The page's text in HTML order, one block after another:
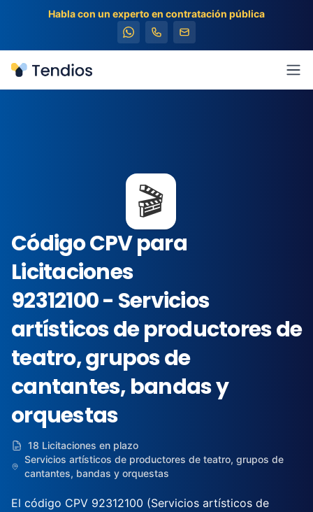
Habla con un experto en contratación pública
Tendios
🎬
Código CPV para
Licitaciones
92312100 - Servicios
artísticos de productores de
teatro, grupos de
cantantes, bandas y
orquestas
18 Licitaciones en plazo
Servicios artísticos de productores de teatro, grupos de
cantantes, bandas y orquestas
El código CPV 92312100 (Servicios artísticos de